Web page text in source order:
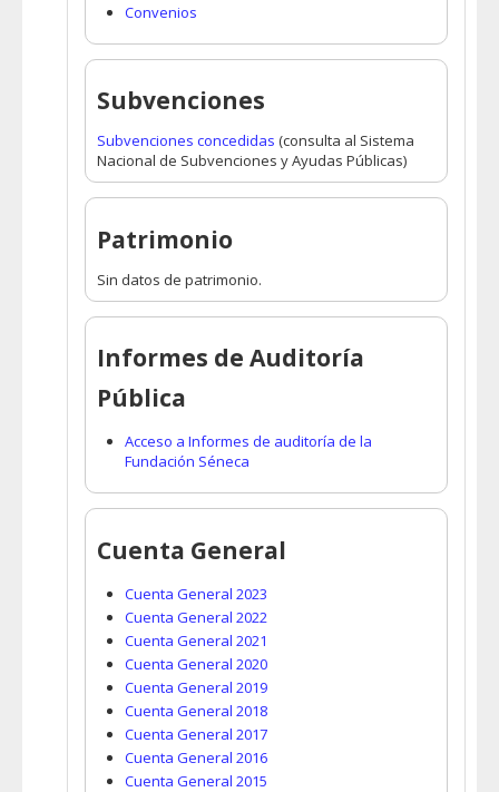
Convenios
Subvenciones
Subvenciones concedidas (consulta al Sistema
Nacional de Subvenciones y Ayudas Públicas)
Patrimonio
Sin datos de patrimonio.
Informes de Auditoría
Pública
Acceso a Informes de auditoría de la
Fundación Séneca
Cuenta General
Cuenta General 2023
Cuenta General 2022
Cuenta General 2021
Cuenta General 2020
Cuenta General 2019
Cuenta General 2018
Cuenta General 2017
Cuenta General 2016
Cuenta General 2015